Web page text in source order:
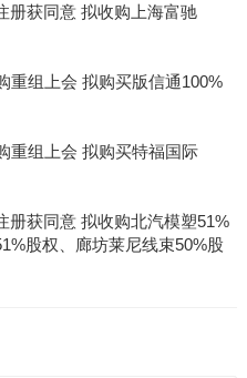
册获同意 拟收购上海富驰
重组上会 拟购买版信通100%
重组上会 拟购买特福国际
册获同意 拟收购北汽模塑51%
股权、廊坊莱尼线束50%股